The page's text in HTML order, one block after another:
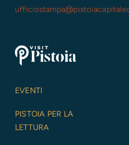
ufficiostampa@
EVENTI
PISTOIA PER LA
LETTURA